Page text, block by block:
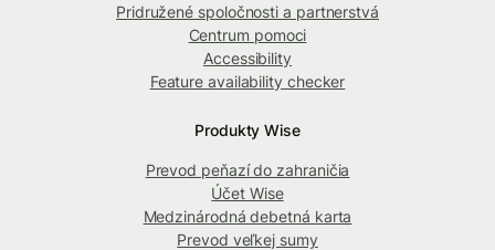
Pridružené spoločnosti a partnerstvá
Centrum pomoci
Accessibility
Feature availability checker
Produkty Wise
Prevod peňazí do zahraničia
Účet Wise
Medzinárodná debetná karta
Prevod veľkej sumy